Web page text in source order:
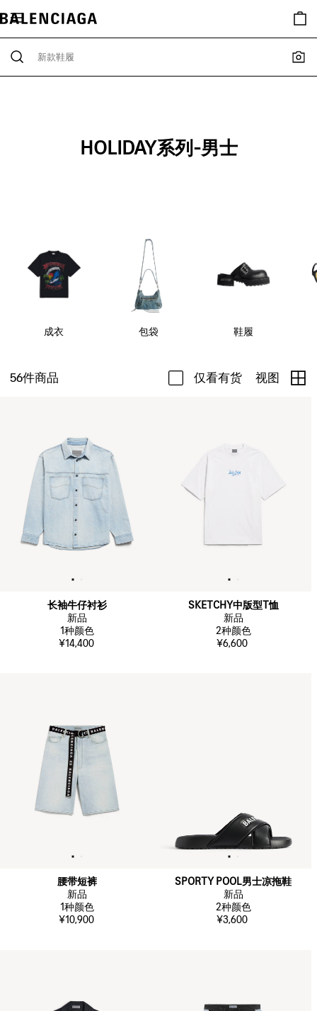
HOLIDAY系列-男士
成衣 包袋 鞋履
56件商品 仅看有货 视图
长袖牛仔衬衫
新品
1种颜色
¥14,400
SKETCHY中版型T恤
新品
2种颜色
¥6,600
腰带短裤
新品
1种颜色
¥10,900
SPORTY POOL男士凉拖鞋
新品
2种颜色
¥3,600